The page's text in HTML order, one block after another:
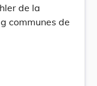
de la
communes de